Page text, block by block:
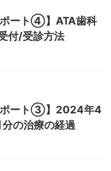
ポート➃】ATA歯科
付/受診方法
ポート➂】2024年4
の治療の経過